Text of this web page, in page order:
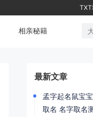
TXT
相亲秘籍
最新文章
孟字起名鼠宝
取名 名字取名